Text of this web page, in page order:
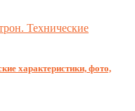
характеристики, фото,